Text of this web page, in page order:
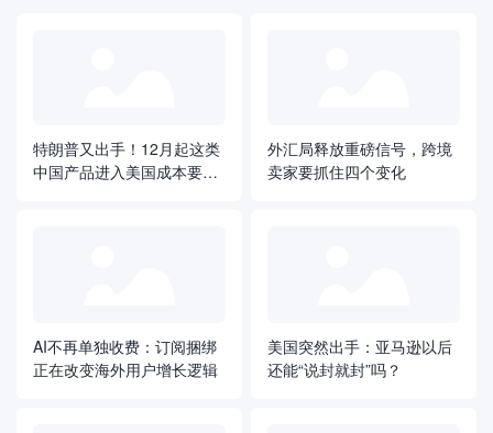
特朗普又出手！12月起这类
中国产品进入美国成本要变
外汇局释放重磅信号，跨境
卖家要抓住四个变化
AI不再单独收费：订阅捆绑
正在改变海外用户增长逻辑
美国突然出手：亚马逊以后
还能“说封就封”吗？